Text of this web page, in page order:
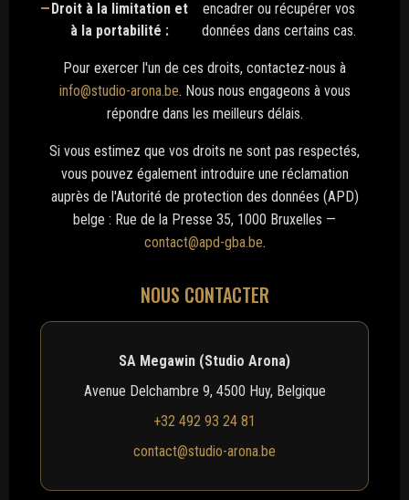
Droit à la limitation et
à la portabilité :
encadrer ou récupérer vos
données dans certains cas.
Pour exercer l'un de ces droits, contactez-nous à
info@studio-arona.be. Nous nous engageons à vous
répondre dans les meilleurs délais.
Si vous estimez que vos droits ne sont pas respectés,
vous pouvez également introduire une réclamation
auprès de l'Autorité de protection des données (APD)
belge : Rue de la Presse 35, 1000 Bruxelles —
contact@apd-gba.be.
NOUS CONTACTER
SA Megawin (Studio Arona)
Avenue Delchambre 9, 4500 Huy, Belgique
+32 492 93 24 81
contact@studio-arona.be